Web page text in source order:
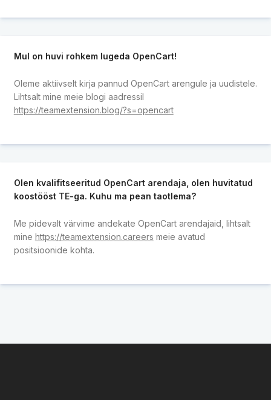
Mul on huvi rohkem lugeda OpenCart!
Oleme aktiivselt kirja pannud OpenCart arengule ja uudistele.
Lihtsalt mine meie blogi aadressil
https://teamextension.blog/?s=opencart
Olen kvalifitseeritud OpenCart arendaja, olen huvitatud
koostööst TE-ga. Kuhu ma pean taotlema?
Me pidevalt värvime andekate OpenCart arendajaid, lihtsalt
mine https://teamextension.careers meie avatud
positsioonide kohta.